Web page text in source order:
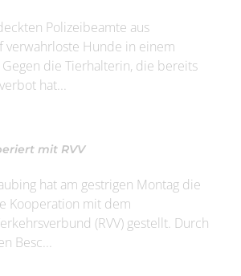
Polizeibeamte aus
verwahrloste Hunde in einem
Gegen die Tierhalterin, die bereits
hat...
mit RVV
hat am gestrigen Montag die
Kooperation mit dem
(RVV) gestellt. Durch
Besc...